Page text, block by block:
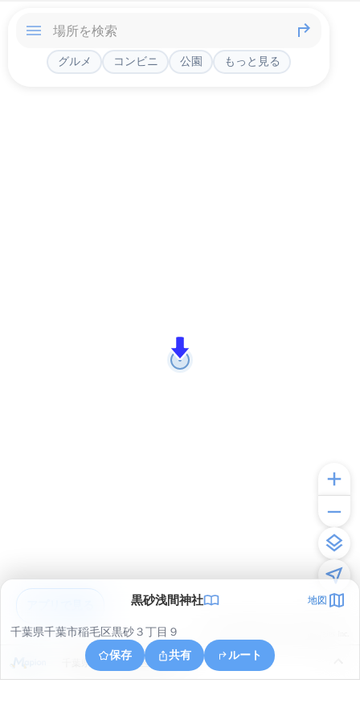
グルメ コンビニ 公園 もっと見る
黒砂浅間神社 地図
千葉県千葉市稲毛区黒砂３丁目９
保存
共有 ルート
千葉県千葉市稲毛区弥生町１